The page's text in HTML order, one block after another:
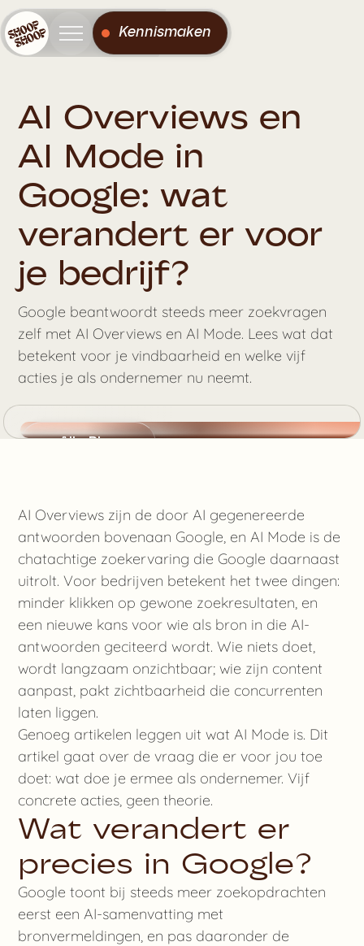
Kennismaken
AI Overviews en
AI Mode in
Google: wat
verandert er voor
je bedrijf?
Google beantwoordt steeds meer zoekvragen
zelf met AI Overviews en AI Mode. Lees wat dat
betekent voor je vindbaarheid en welke vijf
acties je als ondernemer nu neemt.
Geschreven door Benjamin
juni 08, 2026
Alle Blogs
AI Overviews zijn de door AI gegenereerde
antwoorden bovenaan Google, en AI Mode is de
chatachtige zoekervaring die Google daarnaast
uitrolt. Voor bedrijven betekent het twee dingen:
minder klikken op gewone zoekresultaten, en
een nieuwe kans voor wie als bron in die AI-
antwoorden geciteerd wordt. Wie niets doet,
wordt langzaam onzichtbaar; wie zijn content
aanpast, pakt zichtbaarheid die concurrenten
laten liggen.
Genoeg artikelen leggen uit wat AI Mode is. Dit
artikel gaat over de vraag die er voor jou toe
doet: wat doe je ermee als ondernemer. Vijf
concrete acties, geen theorie.
Wat verandert er
precies in Google?
Google toont bij steeds meer zoekopdrachten
eerst een AI-samenvatting met
bronvermeldingen, en pas daaronder de